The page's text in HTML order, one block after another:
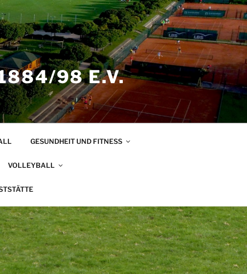
98 E.V.
GESUNDHEIT UND FITNESS
VOLLEYBALL